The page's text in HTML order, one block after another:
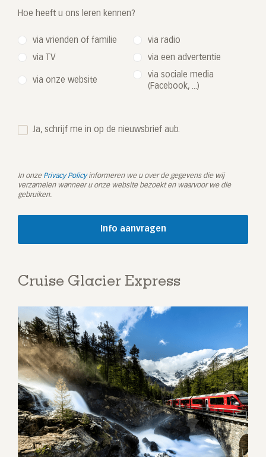
Hoe heeft u ons leren kennen?
via vrienden of familie via radio
via TV via een advertentie
via onze website
via sociale media
(Facebook, ...)
Ja, schrijf me in op de nieuwsbrief aub.
In onze Privacy Policyinformeren we u over de gegevens die wij
verzamelen wanneer u onze website bezoekt en waarvoor we die
gebruiken.
Cruise Glacier Express